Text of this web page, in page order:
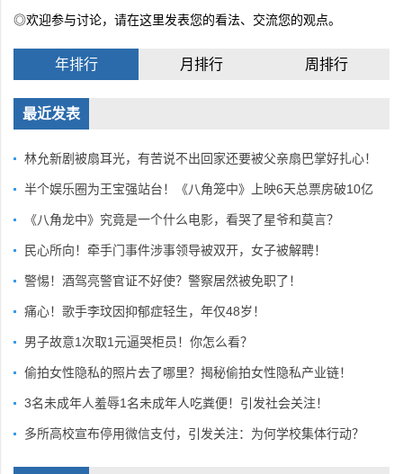
◎欢迎参与讨论，请在这里发表您的看法、交流您的观点。
年排行 月排行 周排行
最近发表
林允新剧被扇耳光，有苦说不出回家还要被父亲扇巴掌好扎心！
半个娱乐圈为王宝强站台！《八角笼中》上映6天总票房破10亿
《八角龙中》究竟是一个什么电影，看哭了星爷和莫言？
民心所向！牵手门事件涉事领导被双开，女子被解聘！
警惕！酒驾亮警官证不好使？警察居然被免职了！
痛心！歌手李玟因抑郁症轻生，年仅48岁！
男子故意1次取1元逼哭柜员！你怎么看？
偷拍女性隐私的照片去了哪里？揭秘偷拍女性隐私产业链！
3名未成年人羞辱1名未成年人吃粪便！引发社会关注！
多所高校宣布停用微信支付，引发关注：为何学校集体行动？